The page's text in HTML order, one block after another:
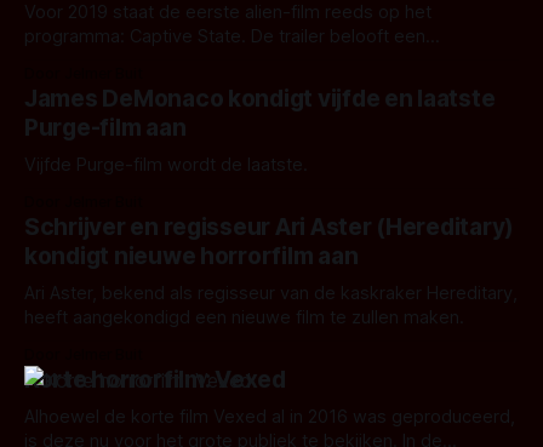
Voor 2019 staat de eerste alien-film reeds op het
programma: Captive State. De trailer belooft een
James DeMonaco kondigt vijfde en laatste
Purge-film aan
Vijfde Purge-film wordt de laatste.
Schrijver en regisseur Ari Aster (Hereditary)
kondigt nieuwe horrorfilm aan
Ari Aster, bekend als regisseur van de kaskraker Hereditary,
heeft aangekondigd een nieuwe film te zullen maken.
Korte horrorfilm: Vexed
Alhoewel de korte film Vexed al in 2016 was geproduceerd,
is deze nu voor het grote publiek te bekijken. In de